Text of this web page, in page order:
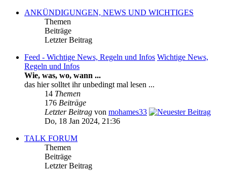
ANKÜNDIGUNGEN, NEWS UND WICHTIGES
Themen
Beiträge
Letzter Beitrag
Feed - Wichtige News, Regeln und Infos Wichtige News,
Regeln und Infos
Wie, was, wo, wann ...
das hier solltet ihr unbedingt mal lesen ...
14 Themen
176 Beiträge
Letzter Beitrag von mohames33
Do, 18 Jan 2024, 21:36
TALK FORUM
Themen
Beiträge
Letzter Beitrag